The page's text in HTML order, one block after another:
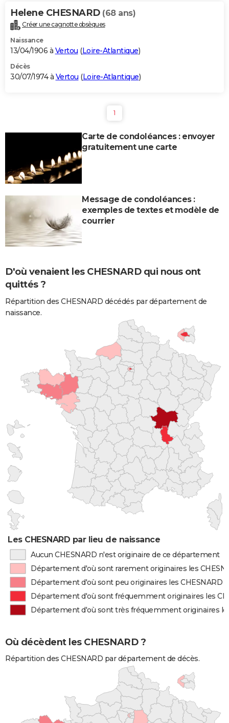
Helene CHESNARD (68 ans)
Créer une cagnotte obsèques
Naissance
13/04/1906 à Vertou (Loire-Atlantique)
Décès
30/07/1974 à Vertou (Loire-Atlantique)
1
Carte de condoléances : envoyer
gratuitement une carte
Message de condoléances :
exemples de textes et modèle de
courrier
D'où venaient les CHESNARD qui nous ont
quittés ?
Répartition des CHESNARD décédés par département de
naissance.
Les CHESNARD par lieu de naissance
Aucun CHESNARD n'est originaire de ce département
Département d'où sont rarement originaires les
Département d'où sont peu originaires les CHESNARD
Département d'où sont fréquemment originaires les
Département d'où sont très fréquemment originaires
Où décèdent les CHESNARD ?
Répartition des CHESNARD par département de décès.